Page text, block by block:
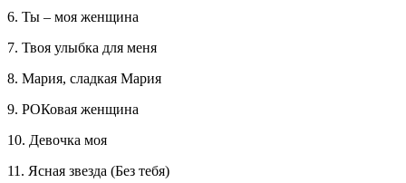
6. Ты – моя женщина
7. Твоя улыбка для меня
8. Мария, сладкая Мария
9. РОКовая женщина
10. Девочка моя
11. Ясная звезда (Без тебя)